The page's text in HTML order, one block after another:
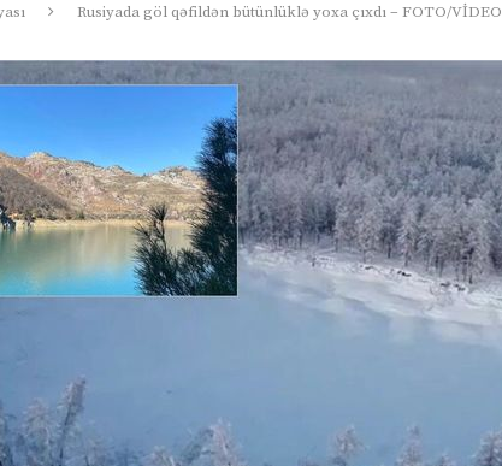
Rusiyada göl qəfildən bütünlüklə yoxa çıxdı – FOTO/VİDEO